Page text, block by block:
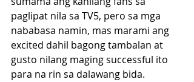
paglipat nila sa TV5, pero sa mga
nababasa namin, mas marami ang
excited dahil bagong tambalan at
gusto nilang maging successful ito
para na rin sa dalawang bida.